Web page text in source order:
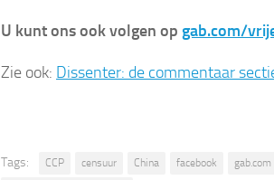
U kunt ons ook volgen op gab.com/
Zie ook: Dissenter: de commentaar
Tags: CCP censuur China facebook gab.com